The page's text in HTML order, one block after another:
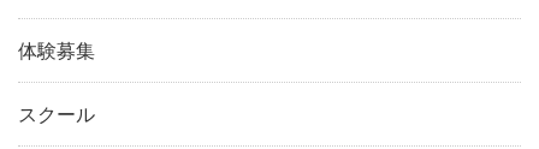
体験募集
スクール